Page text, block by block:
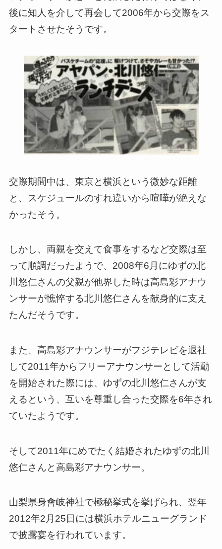
後に知人を介して再会して2006年から交際をス
タートさせたそうです。
交際期間中は、東京と横浜という微妙な距離
と、スケジュールのすれ違いから喧嘩が絶えな
かったそう。
しかし、両親を交えて食事をするなど交際は至
って順調だったようで、2008年6月にゆずの北
川悠仁さんの父親が他界した時は高島彩アナウ
ンサーが憔悴する北川悠仁さんを献身的に支え
たんだそうです。
また、高島彩アナウンサーがフジテレビを退社
して2011年からフリーアナウンサーとして活動
を開始された際には、ゆずの北川悠仁さんが支
えるという、互いを尊重し合った交際を6年され
ていたようです。
そして2011年にめでたく結婚されたゆずの北川
悠仁さんと高島彩アナウンサー。
山梨県身會岐神社で極秘挙式を挙げられ、翌年
2012年2月25日には横浜ホテルニューグランド
で披露宴を行われています。